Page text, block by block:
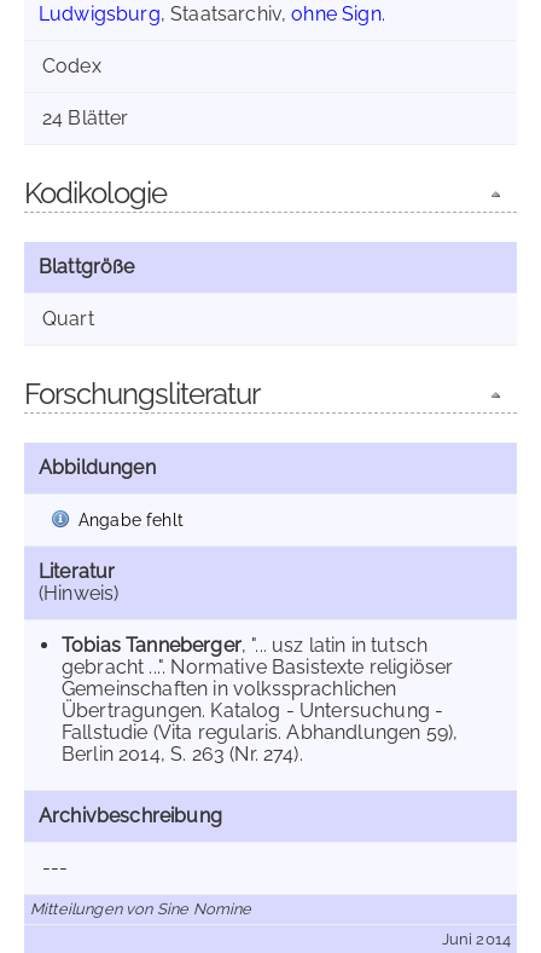
Ludwigsburg, Staatsarchiv,ohne Sign.
Codex
24 Blätter
Kodikologie
Blattgröße
Quart
Forschungsliteratur
Abbildungen
Angabe fehlt
Literatur
(Hinweis)
Tobias Tanneberger, "... usz latin in tutsch
gebracht ...". Normative Basistexte religiöser
Gemeinschaften in volkssprachlichen
Übertragungen. Katalog - Untersuchung -
Fallstudie (Vita regularis. Abhandlungen 59),
Berlin 2014, S. 263 (Nr. 274).
Archivbeschreibung
---
Mitteilungen von Sine Nomine
Juni 2014